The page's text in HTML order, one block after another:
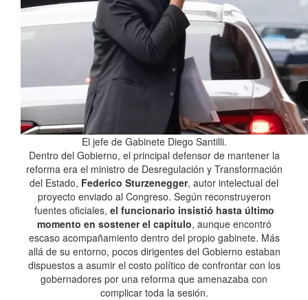
El jefe de Gabinete Diego Santilli.
Dentro del Gobierno, el principal defensor de mantener la
reforma era el ministro de Desregulación y Transformación
del Estado, Federico Sturzenegger, autor intelectual del
proyecto enviado al Congreso. Según reconstruyeron
fuentes oficiales, el funcionario insistió hasta último
momento en sostener el capítulo, aunque encontró
escaso acompañamiento dentro del propio gabinete. Más
allá de su entorno, pocos dirigentes del Gobierno estaban
dispuestos a asumir el costo político de confrontar con los
gobernadores por una reforma que amenazaba con
complicar toda la sesión.